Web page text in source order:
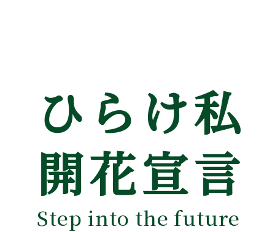
ひらけ私
開花宣言
Step into the future